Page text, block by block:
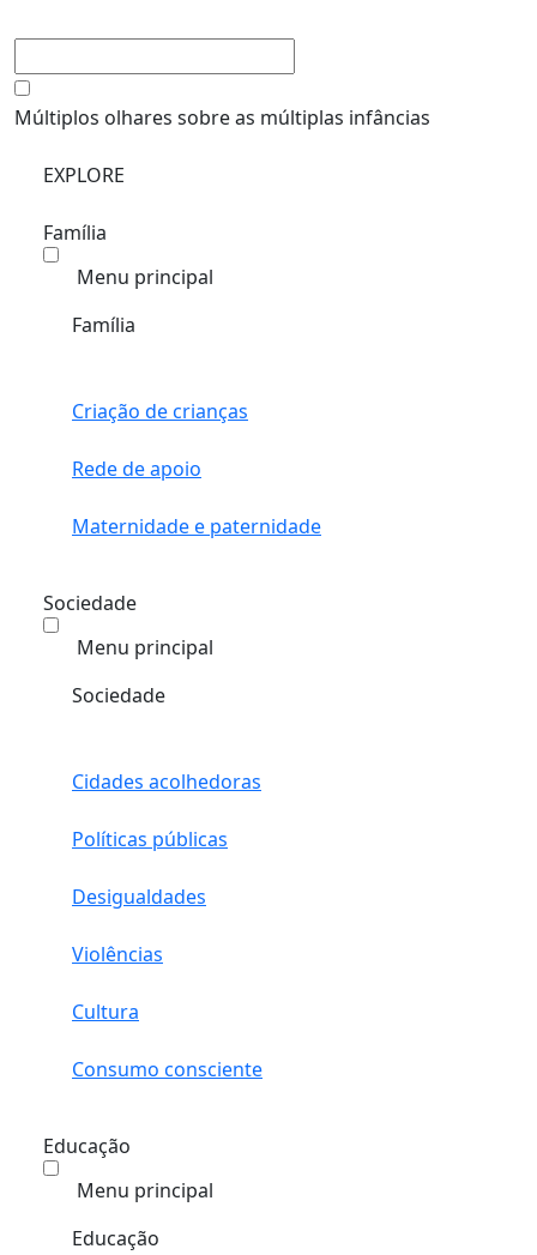
Múltiplos olhares sobre as múltiplas infâncias
EXPLORE
Família
Menu principal
Família
Criação de crianças
Rede de apoio
Maternidade e paternidade
Sociedade
Menu principal
Sociedade
Cidades acolhedoras
Políticas públicas
Desigualdades
Violências
Cultura
Consumo consciente
Educação
Menu principal
Educação